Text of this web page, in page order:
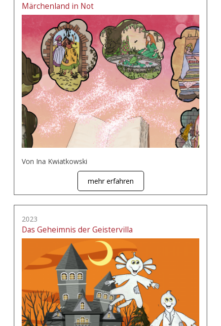
Märchenland in Not
Von Ina Kwiatkowski
mehr erfahren
2023
Das Geheimnis der Geistervilla